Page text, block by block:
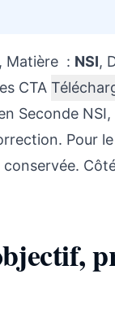
Matière : NSI,
CTA
Seconde NSI,
Pour le
conservée.